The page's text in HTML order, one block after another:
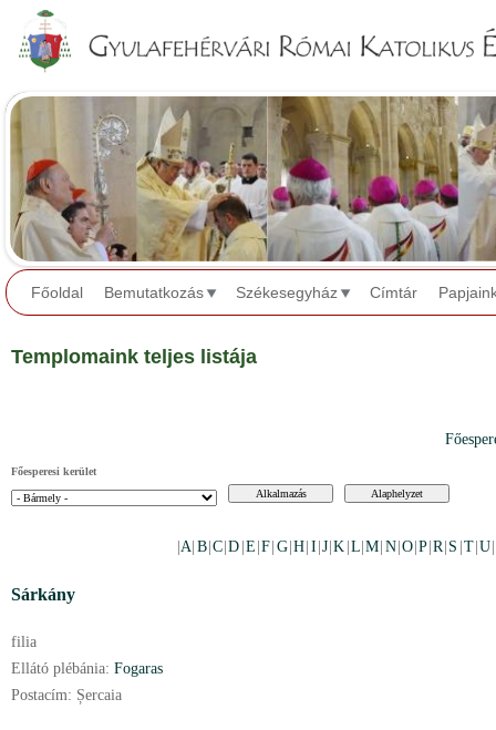
Főoldal Bemutatkozás Székesegyház Címtár
Templomaink teljes listája
Főesperesi kerület
|A B C |D E |F G |H I J |K L |M N |O |P R S T |U
Sárkány
filia
Ellátó plébánia: Fogaras
Postacím: Șercaia